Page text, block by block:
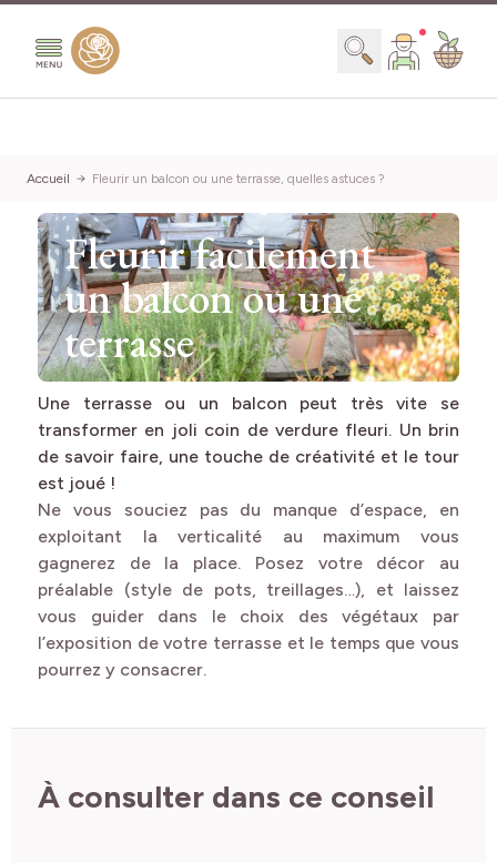
Chercher
Accueil Fleurir un balcon ou une terrasse, quelles astuces ?
Fleurir facilement
un balcon ou une
terrasse
Une terrasse ou un balcon peut très vite se
transformer en joli coin de verdure fleuri. Un brin
de savoir faire, une touche de créativité et le tour
est joué !
Ne vous souciez pas du manque d’espace, en
exploitant la verticalité au maximum vous
gagnerez de la place. Posez votre décor au
préalable (style de pots, treillages…), et laissez
vous guider dans le choix des végétaux par
l’exposition de votre terrasse et le temps que vous
pourrez y consacrer.
À consulter dans ce conseil